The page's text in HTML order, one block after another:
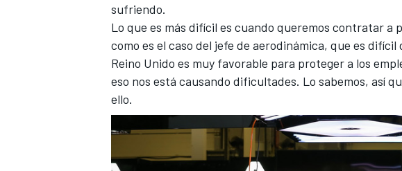
sufriendo.
Lo que es más difícil es cuando queremos contratar a
como es el caso del jefe de aerodinámica, que es
Reino Unido es muy favorable para proteger a los
eso nos está causando dificultades. Lo sabemos, así
ello.